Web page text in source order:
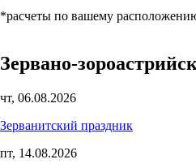
*расчеты по вашему
Зервано-
чт, 06.08.2026
Зерванитский праздник
пт, 14.08.2026